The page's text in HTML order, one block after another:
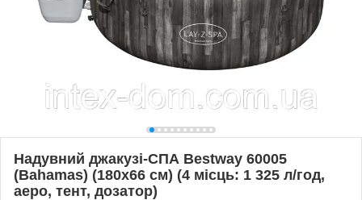
Надувний джакузі-СПА Bestway 60005
(Bahamas) (180х66 см) (4 місць: 1 325 л/год,
аеро, тент, дозатор)